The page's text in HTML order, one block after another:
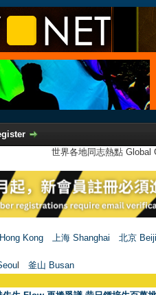
世界各地同志熱點
Kong 上海 Shanghai
北京
l 釜山 Busan